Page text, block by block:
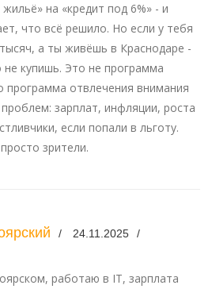
на «кредит под 6%» - и
что всё решило. Но если у тебя
а ты живёшь в Краснодаре -
не купишь. Это не программа
отвлечения внимания
зарплат, инфляции, роста
если попали в льготу.
зрители.
24.11.2025
работаю в IT, зарплата